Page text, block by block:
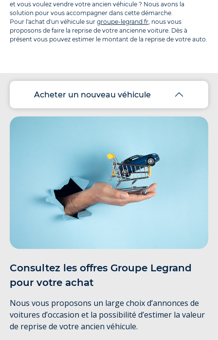
et vous voulez vendre votre ancien véhicule ? Nous avons la
solution pour vous accompagner dans cette démarche.
Pour l'achat d'un véhicule sur groupe-legrand.fr, nous vous
proposons de faire la reprise de votre ancienne voiture. Dès à
présent vous pouvez estimer le montant de la reprise de votre auto.
Acheter un nouveau véhicule
Consultez les offres Groupe Legrand
pour votre achat
Nous vous proposons un large choix d’annonces de
voitures d’occasion et la possibilité d’estimer la valeur
de reprise de votre ancien véhicule.